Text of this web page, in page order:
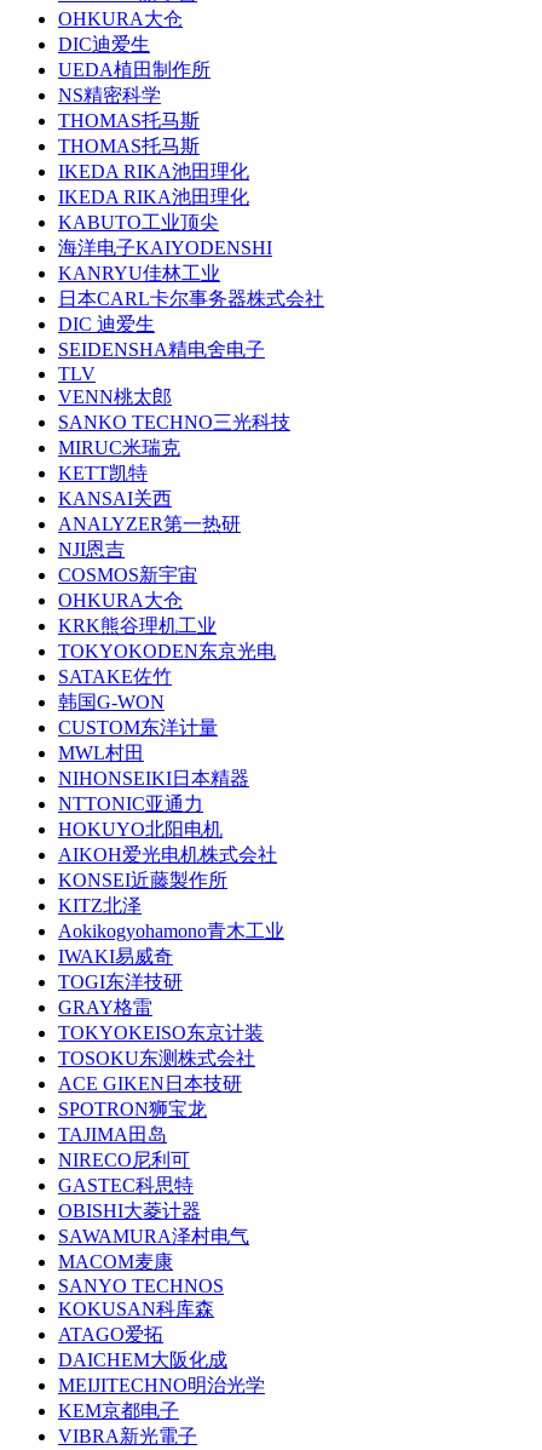
OHKURA大仓
DIC迪爱生
UEDA植田制作所
NS精密科学
THOMAS托马斯
THOMAS托马斯
IKEDA RIKA池田理化
IKEDA RIKA池田理化
KABUTO工业顶尖
海洋电子KAIYODENSHI
KANRYU佳林工业
日本CARL卡尔事务器株式会社
DIC 迪爱生
SEIDENSHA精电舍电子
TLV
VENN桃太郎
SANKO TECHNO三光科技
MIRUC米瑞克
KETT凯特
KANSAI关西
ANALYZER第一热研
NJI恩吉
COSMOS新宇宙
OHKURA大仓
KRK熊谷理机工业
TOKYOKODEN东京光电
SATAKE佐竹
韩国G-WON
CUSTOM东洋计量
MWL村田
NIHONSEIKI日本精器
NTTONIC亚通力
HOKUYO北阳电机
AIKOH爱光电机株式会社
KONSEI近藤製作所
KITZ北泽
Aokikogyohamono青木工业
IWAKI易威奇
TOGI东洋技研
GRAY格雷
TOKYOKEISO东京计装
TOSOKU东测株式会社
ACE GIKEN日本技研
SPOTRON狮宝龙
TAJIMA田岛
NIRECO尼利可
GASTEC科思特
OBISHI大菱计器
SAWAMURA泽村电气
MACOM麦康
SANYO TECHNOS
KOKUSAN科库森
ATAGO爱拓
DAICHEM大阪化成
MEIJITECHNO明治光学
KEM京都电子
VIBRA新光電子